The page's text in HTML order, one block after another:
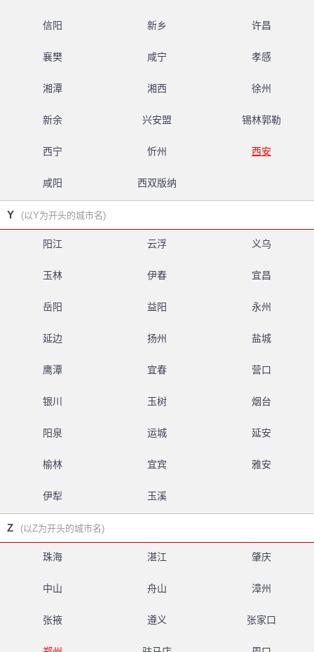
信阳 新乡 许昌
襄樊 咸宁 孝感
湘潭 湘西 徐州
新余 兴安盟 锡林郭勒
西宁 忻州 西安
咸阳 西双版纳
Y (以Y为开头的城市名)
阳江 云浮 义乌
玉林 伊春 宜昌
岳阳 益阳 永州
延边 扬州 盐城
鹰潭 宜春 营口
银川 玉树 烟台
阳泉 运城 延安
榆林 宜宾 雅安
伊犁 玉溪
Z (以Z为开头的城市名)
珠海 湛江 肇庆
中山 舟山 漳州
张掖 遵义 张家口